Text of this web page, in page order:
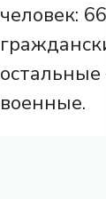
человек:
военные.